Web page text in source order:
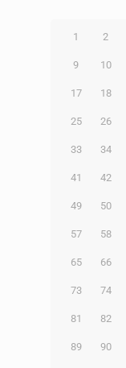
1 2
9 10
17 18
25 26
33 34
41 42
49 50
57 58
65 66
73 74
81 82
89 90